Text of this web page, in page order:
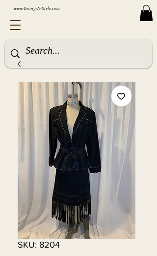
www.Going-N-Style.com
SKU: 8204